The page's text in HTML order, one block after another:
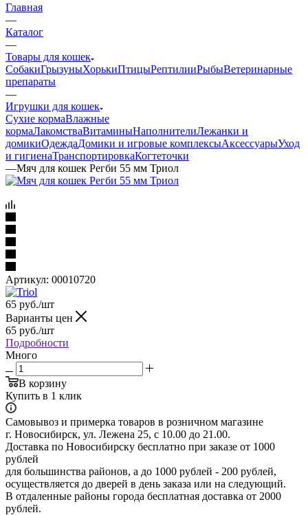
Главная
—
Каталог
—
Товары для кошек
СобакиГрызуныХорькиПтицыРептилииРыбыВетеринарные
препараты
—
Игрушки для кошек
Сухие кормаВлажные
кормаЛакомстваВитаминыНаполнителиЛежанки и
домикиОдеждаДомики и игровые комплексыАксессуарыУход
и гигиенаТранспортировкаКогтеточки
—Мяч для кошек Регби 55 мм Триол
Артикул: 00010720
65 руб./шт
Варианты цен
65 руб./шт
Подробности
Много
В корзину
Купить в 1 клик
Самовывоз и примерка товаров в розничном магазине
г. Новосибирск, ул. Лежена 25, с 10.00 до 21.00.
Доставка по Новосибирску бесплатно при заказе от 1000
рублей
для большинства районов, а до 1000 рублей - 200 рублей,
осуществляется до дверей в день заказа или на следующий.
В отдаленные районы города бесплатная доставка от 2000
рублей.